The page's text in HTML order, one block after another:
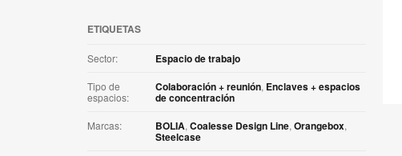
ETIQUETAS
Sector: Espacio de trabajo
Tipo de
espacios:
Colaboración + reunión, Enclaves + espacios
de concentración
Marcas: BOLIA, Coalesse Design Line, Orangebox,
Steelcase